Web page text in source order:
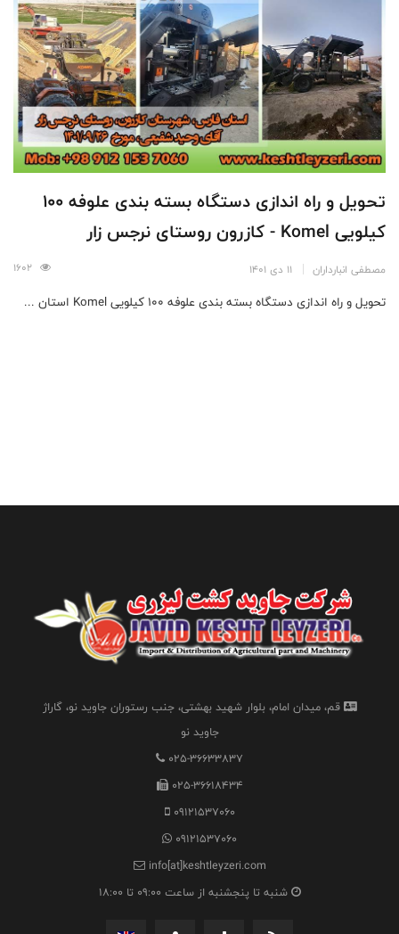
تحویل و راه اندازی دستگاه بسته بندی علوفه 100
کیلویی Komel - کازرون روستای نرجس زار
مصطفی انبارداران 11 دی 1401
تحویل و راه اندازی دستگاه بسته بندی علوفه 100 کیلویی Komel استان ...
قم، میدان امام، بلوار شهید بهشتی، جنب رستوران جاوید نو، گاراژ
جاوید نو
025-36633837
025-36618434
09121537060
09121537060
info[at]keshtleyzeri.com
شنبه تا پنجشنبه از ساعت 09:00 تا 18:00